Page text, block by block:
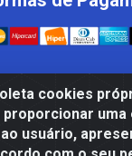
cookies
uma
usuário,
LTDA - Av. Amaral
Gasparian/RJ - CEP
32.287.542/0001-83